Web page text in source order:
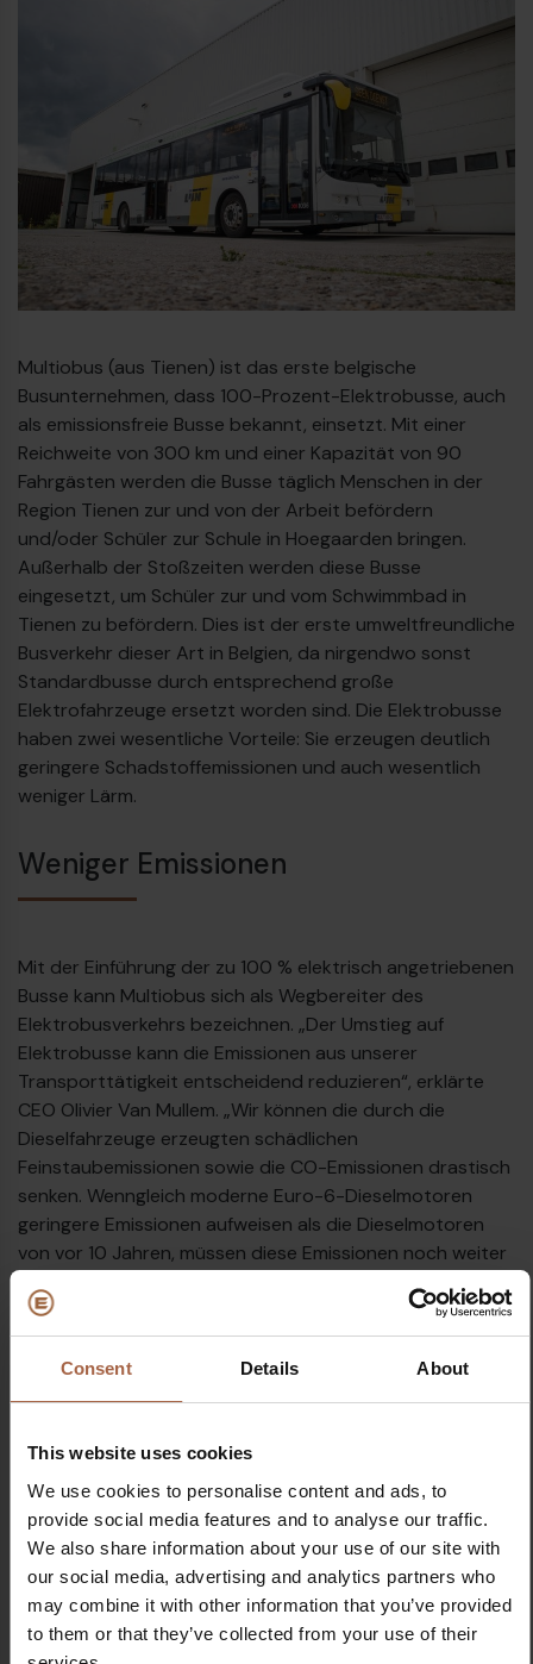
Consent Details About
This website uses cookies
We use cookies to personalise content and ads, to
provide social media features and to analyse our traffic.
We also share information about your use of our site with
our social media, advertising and analytics partners who
may combine it with other information that you’ve provided
to them or that they’ve collected from your use of their
Multiobus (aus Tienen) ist das erste belgische
Busunternehmen, dass 100-Prozent-Elektrobusse, auch
als emissionsfreie Busse bekannt, einsetzt. Mit einer
Reichweite von 300 km und einer Kapazität von 90
Fahrgästen werden die Busse täglich Menschen in der
Region Tienen zur und von der Arbeit befördern
und/oder Schüler zur Schule in Hoegaarden bringen.
Außerhalb der Stoßzeiten werden diese Busse
eingesetzt, um Schüler zur und vom Schwimmbad in
Tienen zu befördern. Dies ist der erste umweltfreundliche
Busverkehr dieser Art in Belgien, da nirgendwo sonst
Standardbusse durch entsprechend große
Elektrofahrzeuge ersetzt worden sind. Die Elektrobusse
haben zwei wesentliche Vorteile: Sie erzeugen deutlich
geringere Schadstoffemissionen und auch wesentlich
weniger Lärm.
Weniger Emissionen
Mit der Einführung der zu 100 % elektrisch angetriebenen
Busse kann Multiobus sich als Wegbereiter des
Elektrobusverkehrs bezeichnen. „Der Umstieg auf
Elektrobusse kann die Emissionen aus unserer
Transporttätigkeit entscheidend reduzieren“, erklärte
CEO Olivier Van Mullem. „Wir können die durch die
Dieselfahrzeuge erzeugten schädlichen
Feinstaubemissionen sowie die CO-Emissionen drastisch
senken. Wenngleich moderne Euro-6-Dieselmotoren
geringere Emissionen aufweisen als die Dieselmotoren
von vor 10 Jahren, müssen diese Emissionen noch weiter
angetriebenen Fahrzeugen ist dies möglich.“
€